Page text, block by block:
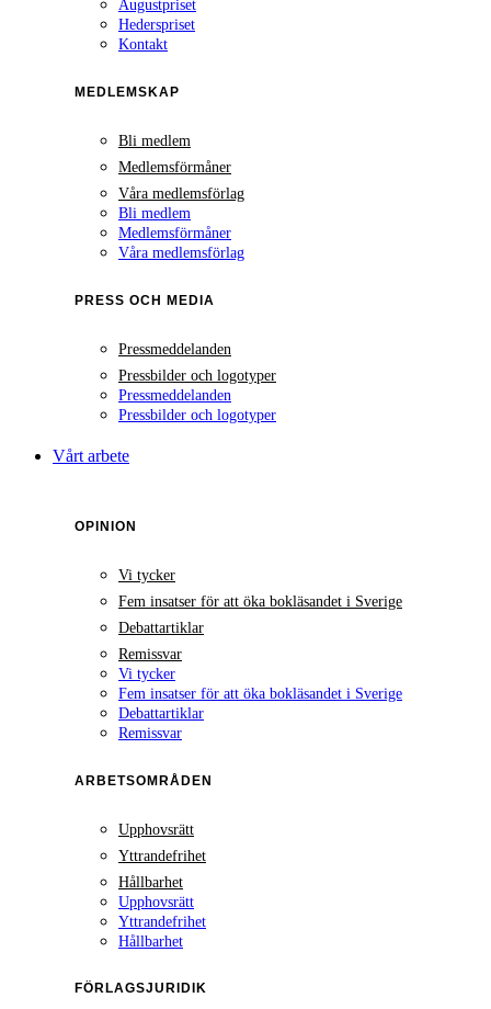
Augustpriset
Hederspriset
Kontakt
MEDLEMSKAP
Bli medlem
Medlemsförmåner
Våra medlemsförlag
Bli medlem
Medlemsförmåner
Våra medlemsförlag
PRESS OCH MEDIA
Pressmeddelanden
Pressbilder och logotyper
Pressmeddelanden
Pressbilder och logotyper
Vårt arbete
OPINION
Vi tycker
Fem insatser för att öka bokläsandet i Sverige
Debattartiklar
Remissvar
Vi tycker
Fem insatser för att öka bokläsandet i Sverige
Debattartiklar
Remissvar
ARBETSOMRÅDEN
Upphovsrätt
Yttrandefrihet
Hållbarhet
Upphovsrätt
Yttrandefrihet
Hållbarhet
FÖRLAGSJURIDIK